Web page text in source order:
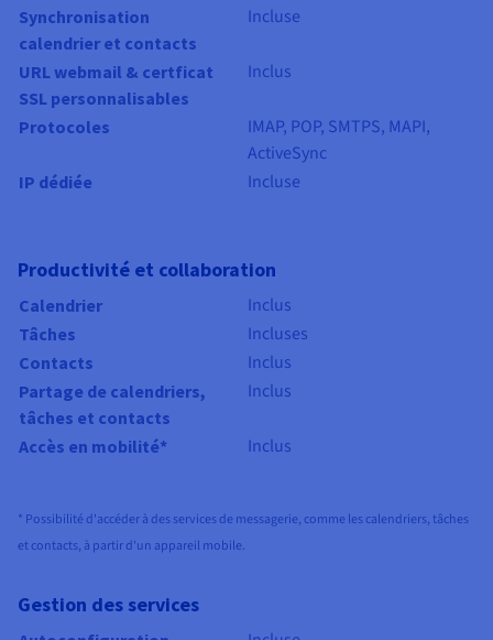
Synchronisation
calendrier et contacts
Incluse
URL webmail & certficat
SSL personnalisables
Inclus
Protocoles
IMAP, POP, SMTPS, MAPI,
ActiveSync
IP dédiée Incluse
Productivité et collaboration
Calendrier Inclus
Tâches Incluses
Contacts Inclus
Partage de calendriers,
tâches et contacts
Inclus
Accès en mobilité* Inclus
* Possibilité d'accéder à des services de messagerie, comme les calendriers, tâches
et contacts, à partir d'un appareil mobile.
Gestion des services